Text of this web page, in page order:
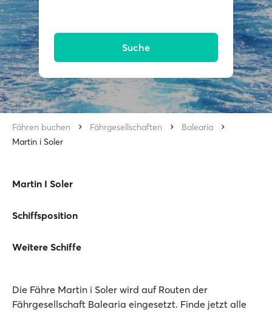
Suche
Fähren buchen Fährgesellschaften
Balearia
Martin i Soler
Martin I Soler
Schiffsposition
Weitere Schiffe
Die Fähre Martin i Soler wird auf Routen der
Fährgesellschaft Balearia eingesetzt. Finde jetzt alle